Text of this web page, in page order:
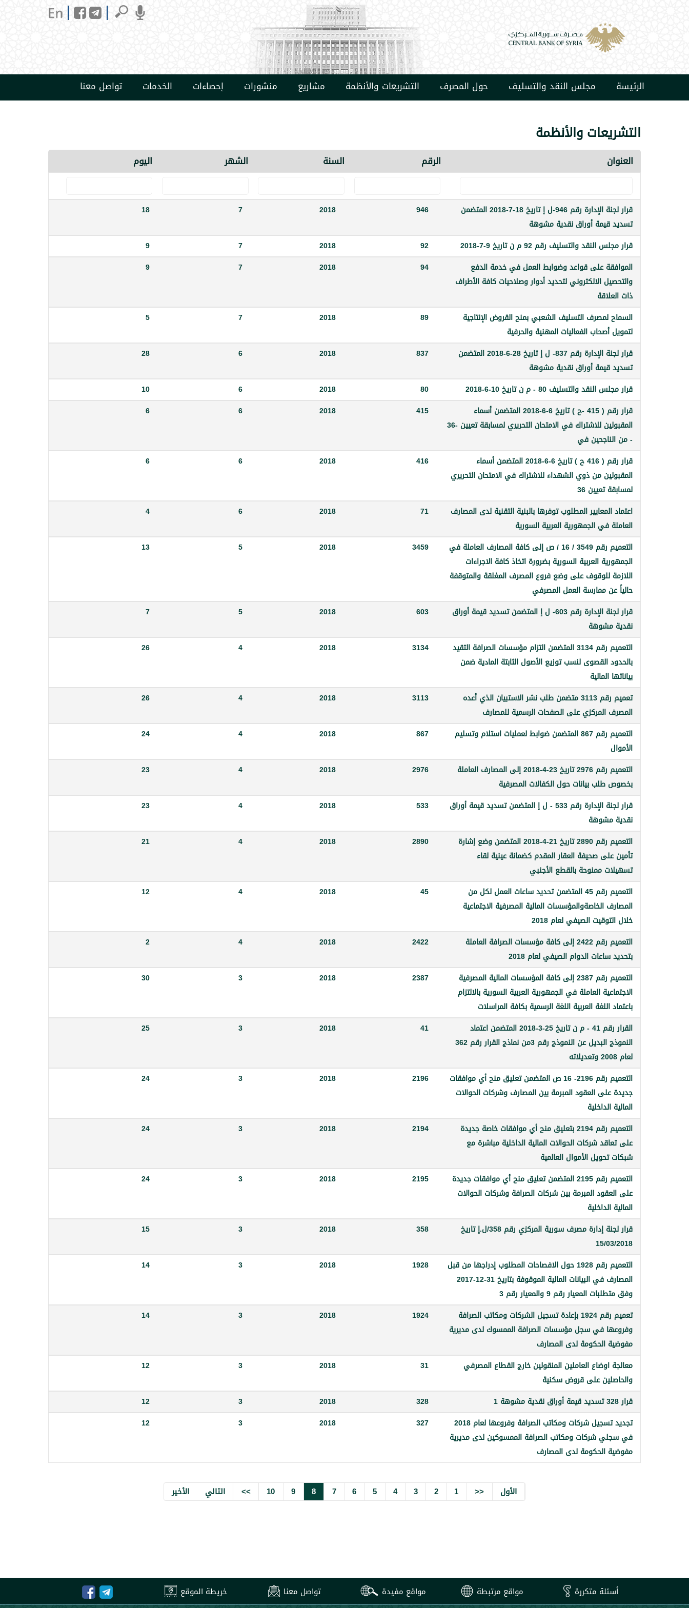
الرئيسة مجلس النقد والتسليف حول المصرف التشريعات والأنظمة مشاريع منشورات إحصاءات الخدمات تواصل معنا
التشريعات والأنظمة
العنوان الرقم السنة الشهر اليوم
قرار لجنة الإدارة رقم 946-ل إ تاريخ 18-7-2018 المتضمن
تسديد قيمة أوراق نقدية مشوهة
946
2018
7
18
قرار مجلس النقد والتسليف رقم 92 م ن تاريخ 9-7-2018 92
2018
7
9
الموافقة على قواعد وضوابط العمل في خدمة الدفع
والتحصيل الالكتروني لتحديد أدوار وصلاحيات كافة الأطراف
ذات العلاقة
94
2018
7
9
السماح لمصرف التسليف الشعبي بمنح القروض الإنتاجية
لتمويل أصحاب الفعاليات المهنية والحرفية
89
2018
7
5
قرار لجنة الإدارة رقم 837- ل إ تاريخ 28-6-2018 المتضمن
تسديد قيمة أوراق نقدية مشوهة
837
2018
6
28
قرار مجلس النقد والتسليف 80 - م ن تاريخ 10-6-2018 80
2018
6
10
قرار رقم ( 415 -ح ) تاريخ 6-6-2018 المتضمن أسماء
المقبولين للاشتراك في الامتحان التحريري لمسابقة تعيين -36
- من الناجحين في
415
2018
6
6
قرار رقم ( 416 ح ) تاريخ 6-6-2018 المتضمن أسماء
المقبولين من ذوي الشهداء للاشتراك في الامتحان التحريري
لمسابقة تعيين 36
416
2018
6
6
اعتماد المعايير المطلوب توفرها بالبنية التقنية لدى المصارف
العاملة في الجمهورية العربية السورية
71
2018
6
4
التعميم رقم 3549 / 16 / ص إلى كافة المصارف العاملة في
الجمهورية العربية السورية بضرورة اتخاذ كافة الاجراءات
اللازمة للوقوف على وضع فروع المصرف المغلقة والمتوقفة
حالياً عن ممارسة العمل المصرفي
3459
2018
5
13
قرار لجنة الإدارة رقم 603- ل إ المتضمن تسديد قيمة أوراق
نقدية مشوهة
603
2018
5
7
التعميم رقم 3134 المتضمن التزام مؤسسات الصرافة التقيد
بالحدود القصوى لنسب توزيع الأصول الثابتة المادية ضمن
بياناتها المالية
3134
2018
4
26
تعميم رقم 3113 متضمن طلب نشر الاستبيان الذي أعده
المصرف المركزي على الصفحات الرسمية للمصارف
3113
2018
4
26
التعميم رقم 867 المتضمن ضوابط لعمليات استلام وتسليم
الأموال
867
2018
4
24
التعميم رقم 2976 تاريخ 23-4-2018 إلى المصارف العاملة
بخصوص طلب بيانات حول الكفالات المصرفية
2976
2018
4
23
قرار لجنة الإدارة رقم 533 - ل إ المتضمن تسديد قيمة أوراق
نقدية مشوهة
533
2018
4
23
التعميم رقم 2890 تاريخ 21-4-2018 المتضمن وضع إشارة
تأمين على صحيفة العقار المقدم كضمانة عينية لقاء
تسهيلات ممنوحة بالقطع الأجنبي
2890
2018
4
21
التعميم رقم 45 المتضمن تحديد ساعات العمل لكل من
المصارف الخاصةوالمؤسسات المالية المصرفية الاجتماعية
خلال التوقيت الصيفي لعام 2018
45
2018
4
12
التعميم رقم 2422 إلى كافة مؤسسات الصرافة العاملة
بتحديد ساعات الدوام الصيفي لعام 2018
2422
2018
4
2
التعميم رقم 2387 إلى كافة المؤسسات المالية المصرفية
الاجتماعية العاملة في الجمهورية العربية السورية بالالتزام
باعتماد اللغة العربية اللغة الرسمية بكافة المراسلات
2387
2018
3
30
القرار رقم 41 - م ن تاريخ 25-3-2018 المتضمن اعتماد
النموذج البديل عن النموذج رقم 3من نماذج القرار رقم 362
لعام 2008 وتعديلاته
41
2018
3
25
التعميم رقم 2196- 16 ص المتضمن تعليق منح أي موافقات
جديدة على العقود المبرمة بين المصارف وشركات الحوالات
المالية الداخلية
2196
2018
3
24
التعميم رقم 2194 بتعليق منح أي موافقات خاصة جديدة
على تعاقد شركات الحوالات المالية الداخلية مباشرة مع
شبكات تحويل الأموال العالمية
2194
2018
3
24
التعميم رقم 2195 المتضمن تعليق منح أي موافقات جديدة
على العقود المبرمة بين شركات الصرافة وشركات الحوالات
المالية الداخلية
2195
2018
3
24
قرار لجنة إدارة مصرف سورية المركزي رقم 358/ل.إ تاريخ
15/03/2018
358
2018
3
15
التعميم رقم 1928 حول الافصاحات المطلوب إدراجها من قبل
المصارف في البيانات المالية الموقوفة بتاريخ 31-12-2017
وفق متطلبات المعيار رقم 9 والمعيار رقم 3
1928
2018
3
14
تعميم رقم 1924 بإعادة تسجيل الشركات ومكاتب الصرافة
وفروعها في سجل مؤسسات الصرافة الممسوك لدى مديرية
مفوضية الحكومة لدى المصارف
1924
2018
3
14
معالجة اوضاع العاملين المنقولين خارج القطاع المصرفي
والحاصلين على قروض سكنية
31
2018
3
12
قرار 328 تسديد قيمة أوراق نقدية مشوهة 1 328
2018
3
12
تجديد تسجيل شركات ومكاتب الصرافة وفروعها لعام 2018
في سجلي شركات ومكاتب الصرافة الممسوكين لدى مديرية
مفوضية الحكومة لدى المصارف
327
2018
3
12
الأول <<
1
2
3
4
5
6
7
8
9
10
>> التالي الأخير
أسئلة متكررة مواقع مرتبطة مواقع مفيدة تواصل معنا خريطة الموقع